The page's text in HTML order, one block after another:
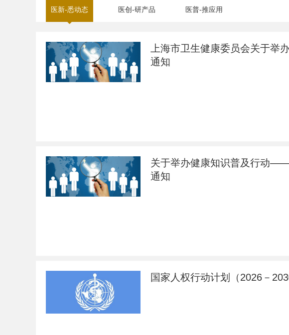
医新-悉动态 医创-研产品 医普-推应用
上海市卫生健康委员会关于举
通知
关于举办健康知识普及行动
通知
国家人权行动计划（2026－